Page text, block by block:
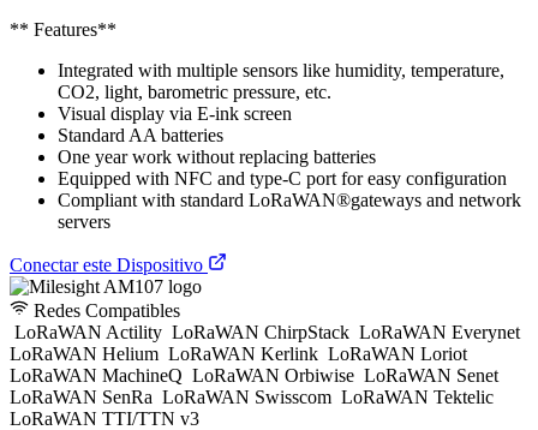
** Features**
Integrated with multiple sensors like humidity, temperature,
CO2, light, barometric pressure, etc.
Visual display via E-ink screen
Standard AA batteries
One year work without replacing batteries
Equipped with NFC and type-C port for easy configuration
Compliant with standard LoRaWAN®gateways and network
servers
Conectar este Dispositivo
Redes Compatibles
LoRaWAN Actility LoRaWAN ChirpStack LoRaWAN Everynet
LoRaWAN Helium LoRaWAN Kerlink LoRaWAN Loriot
LoRaWAN MachineQ LoRaWAN Orbiwise LoRaWAN Senet
LoRaWAN SenRa LoRaWAN Swisscom LoRaWAN Tektelic
LoRaWAN TTI/TTN v3